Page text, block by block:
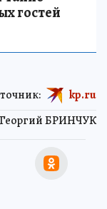
гостей
Георгий БРИНЧУК
kp.ru